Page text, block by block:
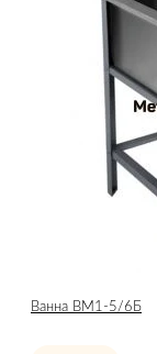
Ванна ВМ1-5/6Б